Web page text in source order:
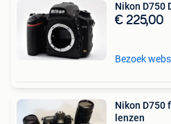
Nikon D750
€ 225,00
Bezoek
Nikon D750
lenzen